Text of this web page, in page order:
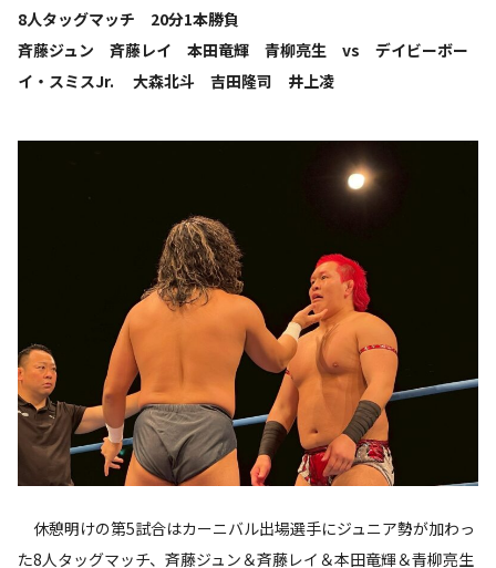
8人タッグマッチ 20分1本勝負
斉藤ジュン 斉藤レイ 本田竜輝 青柳亮生 vs デイビーボー
イ・スミスJr. 大森北斗 吉田隆司 井上凌
休憩明けの第5試合はカーニバル出場選手にジュニア勢が加わっ
た8人タッグマッチ、斉藤ジュン＆斉藤レイ＆本田竜輝＆青柳亮生